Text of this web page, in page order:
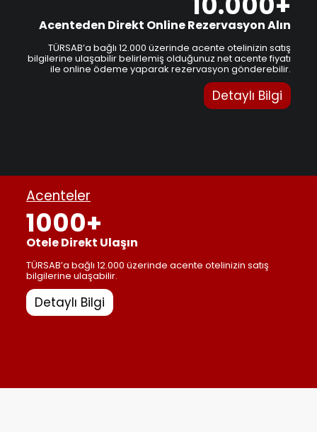
Acenteden Direkt Online Rezervasyon Alın
TÜRSAB’a bağlı 12.000 üzerinde acente otelinizin satış
bilgilerine ulaşabilir belirlemiş olduğunuz net acente fiyatı
ile online ödeme yaparak rezervasyon gönderebilir.
Detaylı Bilgi
Acenteler
1000+
Otele Direkt Ulaşın
TÜRSAB’a bağlı 12.000 üzerinde acente otelinizin satış
bilgilerine ulaşabilir.
Detaylı Bilgi